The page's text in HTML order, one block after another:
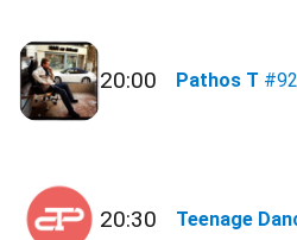
20:00 Pathos T #92
20:30 Teenage